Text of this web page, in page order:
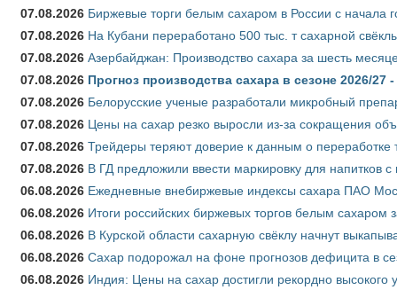
07.08.2026 Биржевые торги белым сахаром в России с начала
07.08.2026 На Кубани переработано 500 тыс. т сахарной
07.08.2026 Азербайджан: Производство сахара за шесть
07.08.2026 Прогноз производства сахара в сезоне 2026/
07.08.2026 Белорусские ученые разработали микробный
07.08.2026 Цены на сахар резко выросли из-за сокращения
07.08.2026 Трейдеры теряют доверие к данным о переработке
07.08.2026 В ГД предложили ввести маркировку для напитков
06.08.2026 Ежедневные внебиржевые индексы сахара ПАО
06.08.2026 Итоги российских биржевых торгов белым сахаром
06.08.2026 В Курской области сахарную свёклу начнут
06.08.2026 Сахар подорожал на фоне прогнозов дефицита в
06.08.2026 Индия: Цены на сахар достигли рекордно высокого